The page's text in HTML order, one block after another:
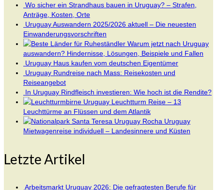
Wo sicher ein Strandhaus bauen in Uruguay? – Strafen,
Anträge, Kosten, Orte
Uruguay Auswandern 2025/2026 aktuell – Die neuesten
Einwanderungsvorschriften
Warum jetzt nach Uruguay
auswandern? Hindernisse, Lösungen, Beispiele und Fallen
Uruguay Haus kaufen vom deutschen Eigentümer
Uruguay Rundreise nach Mass: Reisekosten und
Reiseangebot
In Uruguay Rindfleisch investieren: Wie hoch ist die Rendite?
Uruguay Leuchtturm Reise – 13
Leuchttürme an Flüssen und dem Atlantik
Uruguay
Mietwagenreise individuell – Landesinnere und Küsten
Letzte Artikel
Arbeitsmarkt Uruguay 2026: Die gefragtesten Berufe für